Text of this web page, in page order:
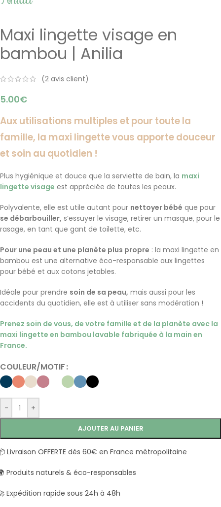
Maxi lingette visage en
bambou | Anilia
(2 avis client)
5.00€
Auxutilisations multiples et pour toute la
famille, la maxi lingette vous apporte douceur
et soin au quotidien !
Plus hygiénique et douce que la serviette de bain, la maxi
lingette visage est appréciée de toutes les peaux.
Polyvalente, elle est utile autant pour nettoyer bébé que pour
se débarbouiller, s’essuyer le visage, retirer un masque, pour le
rasage, en tant que gant de toilette, etc.
Pour une peau et une planète plus propre : la maxi lingette en
bambou est une alternative éco-responsable aux lingettes
pour bébé et aux cotons jetables.
Idéale pour prendre soin de sa peau, mais aussi pour les
accidents du quotidien, elle est à utiliser sans modération !
Prenez soin de vous, de votre famille et de la planète avec la
maxi lingette en bambou lavable fabriquée à la main en
France.
COULEUR/MOTIF
- +
AJOUTER AU PANIER
Livraison OFFERTE dès 60€ en France métropolitaine
Produits naturels & éco-responsables
Expédition rapide sous 24h à 48h